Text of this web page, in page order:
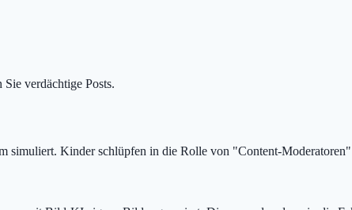
verdächtige Posts.
Kinder schlüpfen in die Rolle von "Content-Moderatoren"